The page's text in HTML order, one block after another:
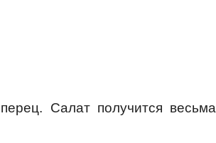
Салат получится весьма